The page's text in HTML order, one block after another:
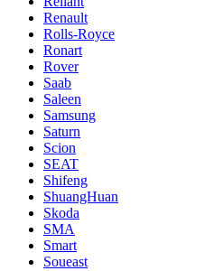
Renault
Rolls-Royce
Ronart
Rover
Saab
Saleen
Samsung
Saturn
Scion
SEAT
Shifeng
ShuangHuan
Skoda
SMA
Smart
Soueast